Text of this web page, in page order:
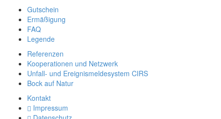
Gutschein
Ermäßigung
FAQ
Legende
Referenzen
Kooperationen und Netzwerk
Unfall- und Ereignismeldesystem CIRS
Bock auf Natur
Kontakt
Impressum